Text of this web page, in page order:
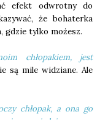
efekt odwrotny do
że bohaterka
gdzie tylko możesz.
chłopakiem, jest
są mile widziane. Ale
chłopak, a ona go